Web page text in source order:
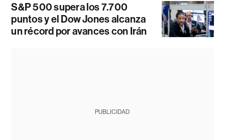
S&P 500 supera los 7.700
puntos y el Dow Jones alcanza
un récord por avances con Irán
PUBLICIDAD